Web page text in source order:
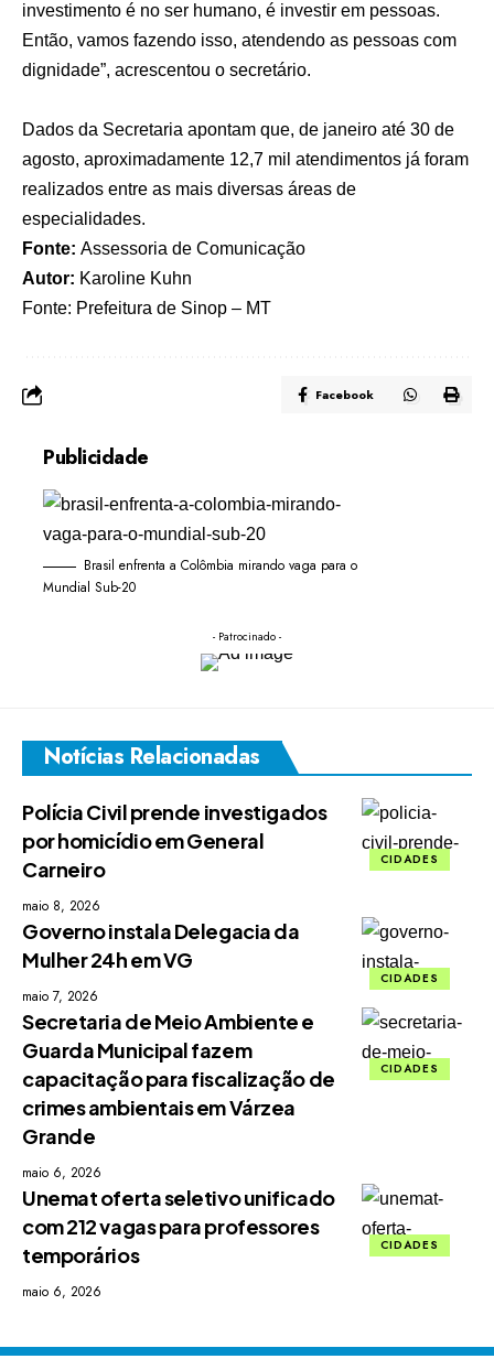
investimento é no ser humano, é investir em pessoas.
Então, vamos fazendo isso, atendendo as pessoas com
dignidade”, acrescentou o secretário.
Dados da Secretaria apontam que, de janeiro até 30 de
agosto, aproximadamente 12,7 mil atendimentos já foram
realizados entre as mais diversas áreas de
especialidades.
Fonte: Assessoria de Comunicação
Autor: Karoline Kuhn
Fonte: Prefeitura de Sinop – MT
Facebook
Publicidade
Brasil enfrenta a Colômbia mirando vaga para o
Mundial Sub-20
- Patrocinado -
Notícias Relacionadas
CIDADES
Polícia Civil prende investigados
por homicídio em General
Carneiro
maio 8, 2026
CIDADES
Governo instala Delegacia da
Mulher 24h em VG
maio 7, 2026
CIDADES
Secretaria de Meio Ambiente e
Guarda Municipal fazem
capacitação para fiscalização de
crimes ambientais em Várzea
Grande
maio 6, 2026
CIDADES
Unemat oferta seletivo unificado
com 212 vagas para professores
temporários
maio 6, 2026